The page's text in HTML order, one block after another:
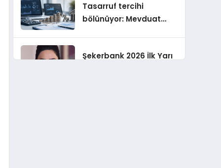
Tasarruf tercihi
bölünüyor: Mevduat
tutuyor
Şekerbank 2026 İlk Yarı